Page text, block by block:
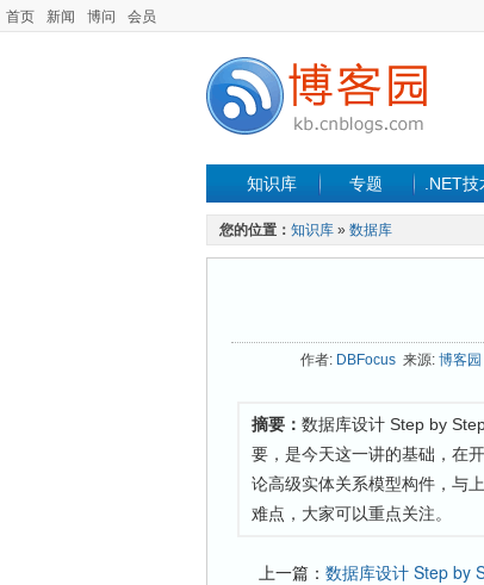
首页 新闻 博问 会员
知识库 专题 .NET技
您的位置： 知识库 » 数据库
作者: DBFocus 来源: 博客园
摘要： 数据库设计 Step by
要，是今天这一讲的基础，在
论高级实体关系模型构件，与
难点，大家可以重点关注。
上一篇： 数据库设计 Step by